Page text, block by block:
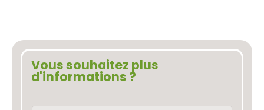
Vous souhaitez plus
d'informations ?